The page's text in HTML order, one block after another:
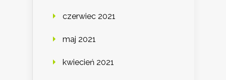
czerwiec 2021
maj 2021
kwiecień 2021